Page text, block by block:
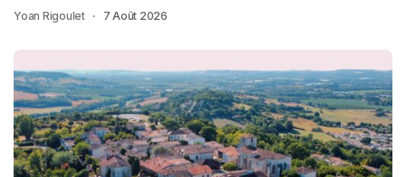
Yoan Rigoulet 7 Août 2026